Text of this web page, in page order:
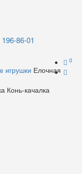
86-01
0
игрушки Елочная